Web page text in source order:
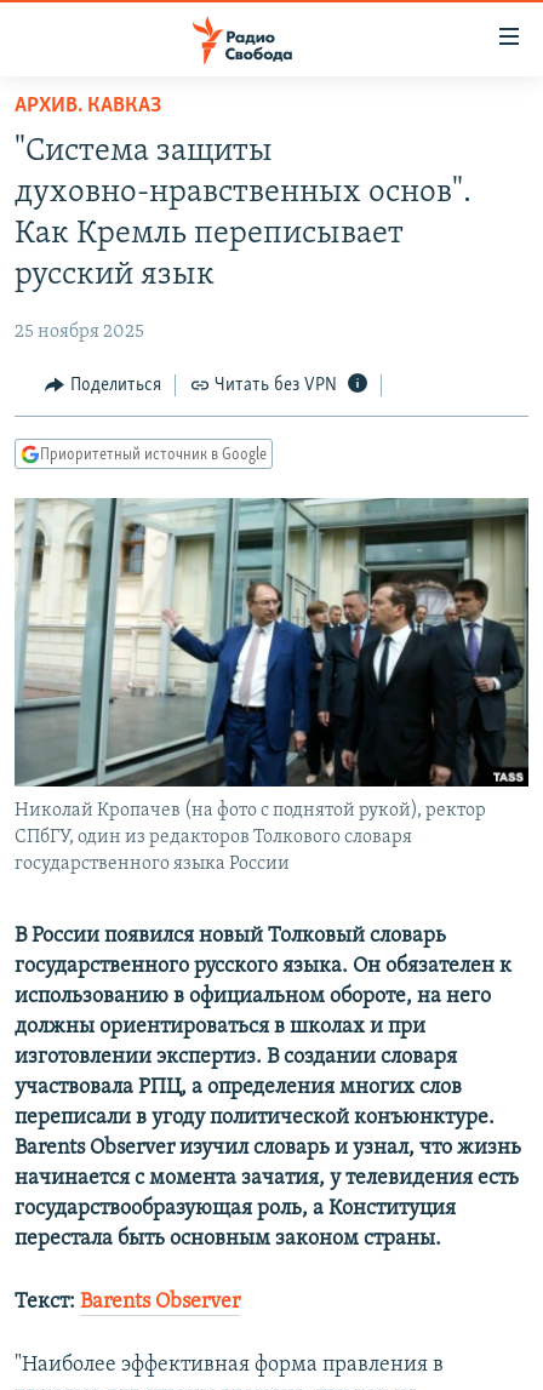
упрощенного
доступа
основному
содержанию
Вернутся
навигации
Вернутся
ПРОГРАММЫ
АВТОРСКИЕ ПРОЕКТЫ
ЦИТАТЫ СВОБОДЫ
КУЛЬТУРА
IDEL.РЕАЛИИ
КАВКАЗ.РЕАЛИИ
СИБИРЬ.РЕАЛИИ
РАСПИСАНИЕ ВЕЩАНИЯ
ПОДПИШИТЕСЬ НА РАССЫЛКУ
СОЦИАЛЬНЫЕ СЕТИ
Все сайты РСЕ/РС
АРХИВ. КАВКАЗ
"Система защиты
духовно‑нравственных основ".
Как Кремль переписывает
русский язык
25 ноября 2025
Поделиться Читать без VPN
Приоритетный источник в Google
Николай Кропачев (на фото с поднятой рукой), ректор
СПбГУ, один из редакторов Толкового словаря
государственного языка России
В России появился новый Толковый словарь
государственного русского языка. Он обязателен к
использованию в официальном обороте, на него
должны ориентироваться в школах и при
изготовлении экспертиз. В создании словаря
участвовала РПЦ, а определения многих слов
переписали в угоду политической конъюнктуре.
Barents Observer изучил словарь и узнал, что жизнь
начинается с момента зачатия, у телевидения есть
государствообразующая роль, а Конституция
перестала быть основным законом страны.
Текст: Barents Observer
"Наиболее эффективная форма правления в